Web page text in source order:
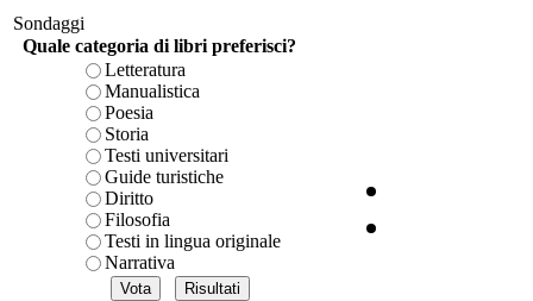
Sondaggi
Quale categoria di libri preferisci?
Letteratura
Manualistica
Poesia
Storia
Testi universitari
Guide turistiche
Diritto
Filosofia
Testi in lingua originale
Narrativa